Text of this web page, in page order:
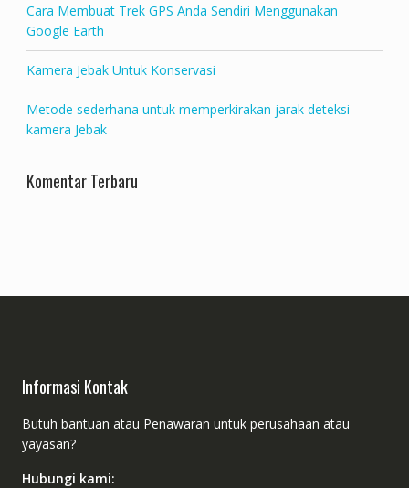
Cara Membuat Trek GPS Anda Sendiri Menggunakan
Google Earth
Kamera Jebak Untuk Konservasi
Metode sederhana untuk memperkirakan jarak deteksi
kamera Jebak
Komentar Terbaru
Informasi Kontak
Butuh bantuan atau Penawaran untuk perusahaan atau
yayasan?
Hubungi kami: